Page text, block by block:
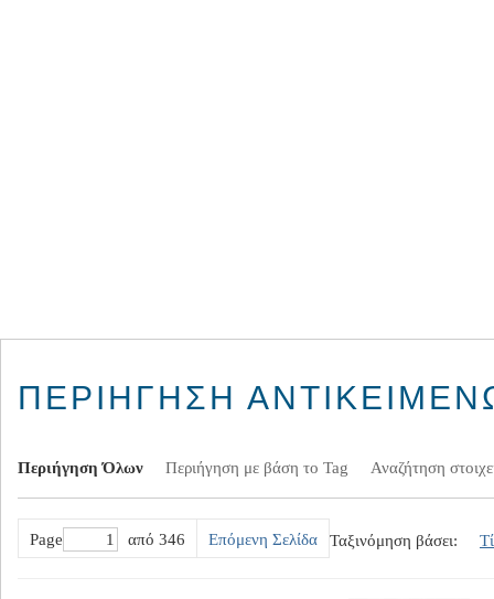
ΠΕΡΙΉΓΗΣΗ
Περιήγηση Όλων Περιήγηση με βάση το Tag Αναζήτηση
Page από 346 Επόμενη Σελίδα Ταξινόμηση βάσει: